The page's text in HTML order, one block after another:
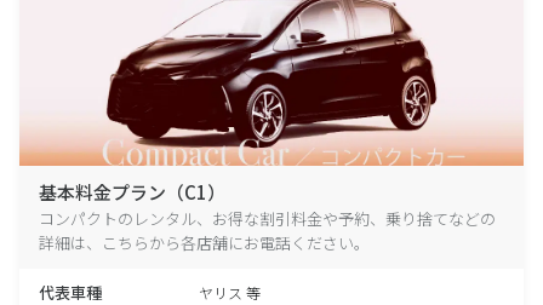
基本料金プラン（C1）
コンパクトのレンタル、お得な割引料金や予約、乗り捨てなどの
詳細は、こちらから各店舗にお電話ください。
代表車種 ヤリス 等